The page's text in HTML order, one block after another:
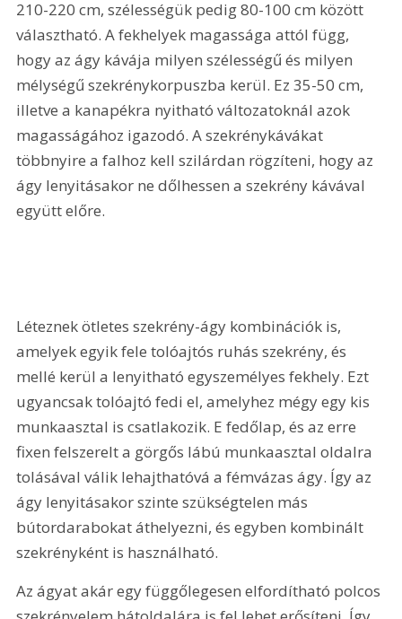
210-220 cm, szélességük pedig 80-100 cm között
választható. A fekhelyek magassága attól függ,
hogy az ágy kávája milyen szélességű és milyen
mélységű szekrénykorpuszba kerül. Ez 35-50 cm,
illetve a kanapékra nyitható változatoknál azok
magasságához igazodó. A szekrénykávákat
többnyire a falhoz kell szilárdan rögzíteni, hogy az
ágy lenyitásakor ne dőlhessen a szekrény kávával
együtt előre.
Léteznek ötletes szekrény-ágy kombinációk is,
amelyek egyik fele tolóajtós ruhás szekrény, és
mellé kerül a lenyitható egyszemélyes fekhely. Ezt
ugyancsak tolóajtó fedi el, amelyhez mégy egy kis
munkaasztal is csatlakozik. E fedőlap, és az erre
fixen felszerelt a görgős lábú munkaasztal oldalra
tolásával válik lehajthatóvá a fémvázas ágy. Így az
ágy lenyitásakor szinte szükségtelen más
bútordarabokat áthelyezni, és egyben kombinált
szekrényként is használható.
Az ágyat akár egy függőlegesen elfordítható polcos